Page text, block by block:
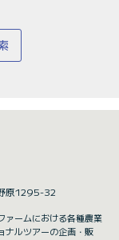
原1295-32
ァームにおける各種農業
ナルツアーの企画・販